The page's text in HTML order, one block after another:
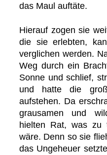
das Maul auftäte.
Hierauf zogen sie
die sie erlebten,
verglichen werden.
Weg durch ein
Sonne und schlief,
und hatte die
aufstehen. Da
grausamen und
hielten Rat, was zu
wäre. Denn so sie
das Ungeheuer